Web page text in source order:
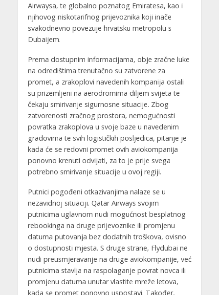
Airwaysa, te globalno poznatog Emiratesa, kao i
njihovog niskotarifnog prijevoznika koji inače
svakodnevno povezuje hrvatsku metropolu s
Dubaijem.
Prema dostupnim informacijama, obje zračne luke
na odredištima trenutačno su zatvorene za
promet, a zrakoplovi navedenih kompanija ostali
su prizemljeni na aerodromima diljem svijeta te
čekaju smirivanje sigurnosne situacije. Zbog
zatvorenosti zračnog prostora, nemogućnosti
povratka zrakoplova u svoje baze u navedenim
gradovima te svih logističkih posljedica, pitanje je
kada će se redovni promet ovih aviokompanija
ponovno krenuti odvijati, za to je prije svega
potrebno smirivanje situacije u ovoj regiji.
Putnici pogođeni otkazivanjima nalaze se u
nezavidnoj situaciji. Qatar Airways svojim
putnicima uglavnom nudi mogućnost besplatnog
rebookinga na druge prijevoznike ili promjenu
datuma putovanja bez dodatnih troškova, ovisno
o dostupnosti mjesta. S druge strane, Flydubai ne
nudi preusmjeravanje na druge aviokompanije, već
putnicima stavlja na raspolaganje povrat novca ili
promjenu datuma unutar vlastite mreže letova,
kada se promet ponovno uspostavi. Također,